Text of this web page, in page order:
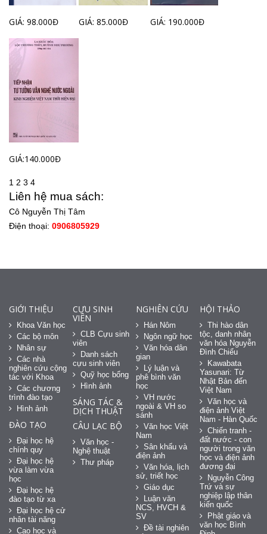
GIÁ: 98.000Đ GIÁ: 85.000Đ GIÁ: 190.000Đ
GIÁ:140.000Đ
1 2 3 4
Liên hệ mua sách:
Cô Nguyễn Thị Tâm
Điện thoại: 0906805929
GIỚI THIỆU
Khoa Văn học
Các bộ môn
Nhân sự
Các nhà
nghiên cứu cộng
tác với Khoa
Các chương
trình đào tạo
Hình ảnh
ĐÀO TẠO
Đại học hệ
chính quy
Đại học hệ
vừa làm vừa
học
Đại học hệ
đào tạo từ xa
Đại học hệ cử
nhân tài năng
Cao học và
CỰU SINH
VIÊN
CLB Cựu sinh
viên
Danh sách
cựu sinh viên
Quỹ học bổng
Hình ảnh
SÁNG TÁC &
DỊCH THUẬT
CÂU LẠC BỘ
Văn học -
Nghệ thuật
Thư pháp
NGHIÊN CỨU
Hán Nôm
Ngôn ngữ học
Văn hóa dân
gian
Lý luận và
phê bình văn
học
VH nước
ngoài & VH so
sánh
Văn học Việt
Nam
Sân khấu và
điện ảnh
Văn hóa, lịch
sử, triết học
Giáo dục
Luận văn
NCS, HVCH &
SV
Đề tài nghiên
HỘI THẢO
Thi hào dân
tộc, danh nhân
văn hóa Nguyễn
Đình Chiểu
Kawabata
Yasunari: Từ
Nhật Bản đến
Việt Nam
Văn học và
điện ảnh Việt
Nam - Hàn Quốc
Chiến tranh -
đất nước - con
người trong văn
học và điện ảnh
đương đại
Nguyễn Công
Trứ và sự
nghiệp lập thân
kiến quốc
Phật giáo và
văn học Bình